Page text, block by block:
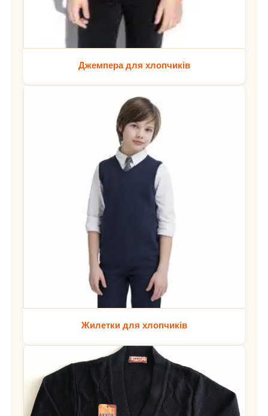
Джемпера для хлопчиків
Жилетки для хлопчиків